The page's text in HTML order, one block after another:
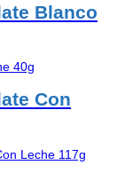
Blanco
Con